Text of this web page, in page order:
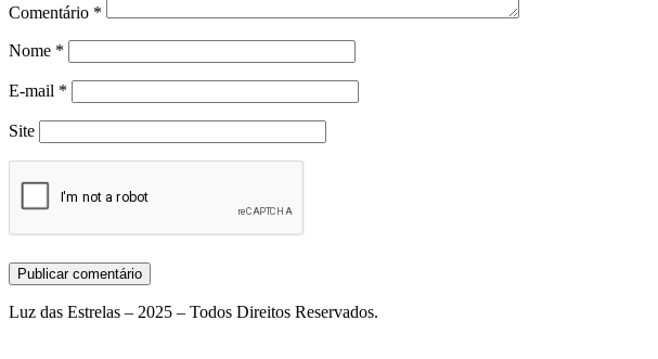
Comentário *
Nome *
E-mail *
Site
Luz das Estrelas – 2025 – Todos Direitos Reservados.